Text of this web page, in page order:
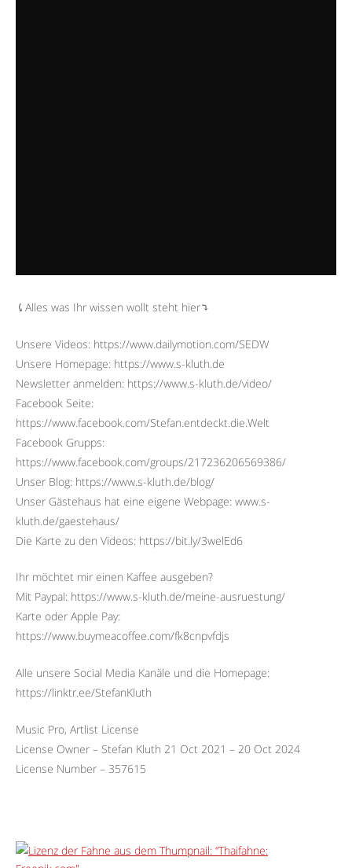
⤹Alles was Ihr wissen wollt steht hier⤵︎
Unsere Videos: https://www.dailymotion.com/SEDW
Unsere Homepage: https://www.s-kluth.de
Newsletter anmelden: https://www.s-kluth.de/video/
Facebook Seite:
https://www.facebook.com/Stefan.entdeckt.die.Welt
Facebook Grupps:
https://www.facebook.com/groups/217236206569386/
Unser Blog: https://www.s-kluth.de/blog/
Unser Gästehaus hat eine eigene Webpage: www.s-
kluth.de/gaestehaus/
Die Karte zu den Videos: https://bit.ly/3welEd6
Ihr möchtet mir einen Kaffee ausgeben?
Mit Paypal: https://www.s-kluth.de/meine-ausruestung/
Karte oder Apple Pay:
https://www.buymeacoffee.com/fk8cnpvfdjs
Alle unsere Social Media Kanäle und die Homepage:
https://linktr.ee/StefanKluth
Music Pro, Artlist License
License Owner – Stefan Kluth 21 Oct 2021 – 20 Oct 2024
License Number – 357615